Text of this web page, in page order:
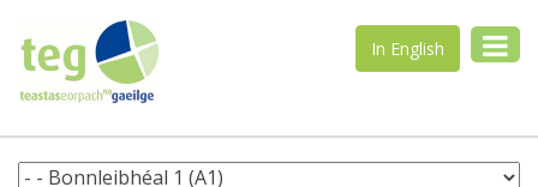
In English